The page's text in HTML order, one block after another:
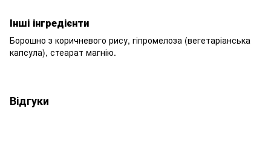
Інші інгредієнти
Борошно з коричневого рису, гіпромелоза (вегетаріанська
капсула), стеарат магнію.
Відгуки